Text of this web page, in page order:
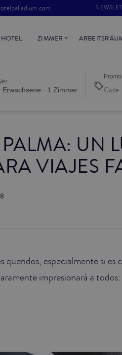
UN
VIAJES
queridos, especialmente si es
impresionará a todos:
HOTEL ZIMMER
Erwachsene · 1 Zimmer
Promo